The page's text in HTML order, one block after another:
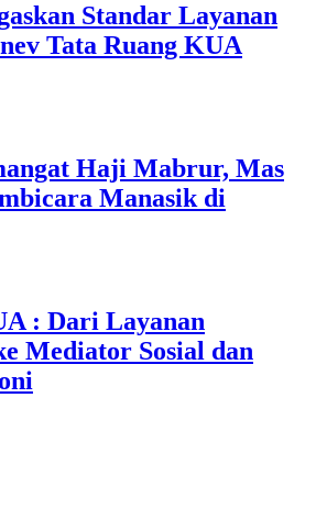
Standar Layanan
Tata Ruang KUA
Haji Mabrur, Mas
Manasik di
: Dari Layanan
Mediator Sosial dan